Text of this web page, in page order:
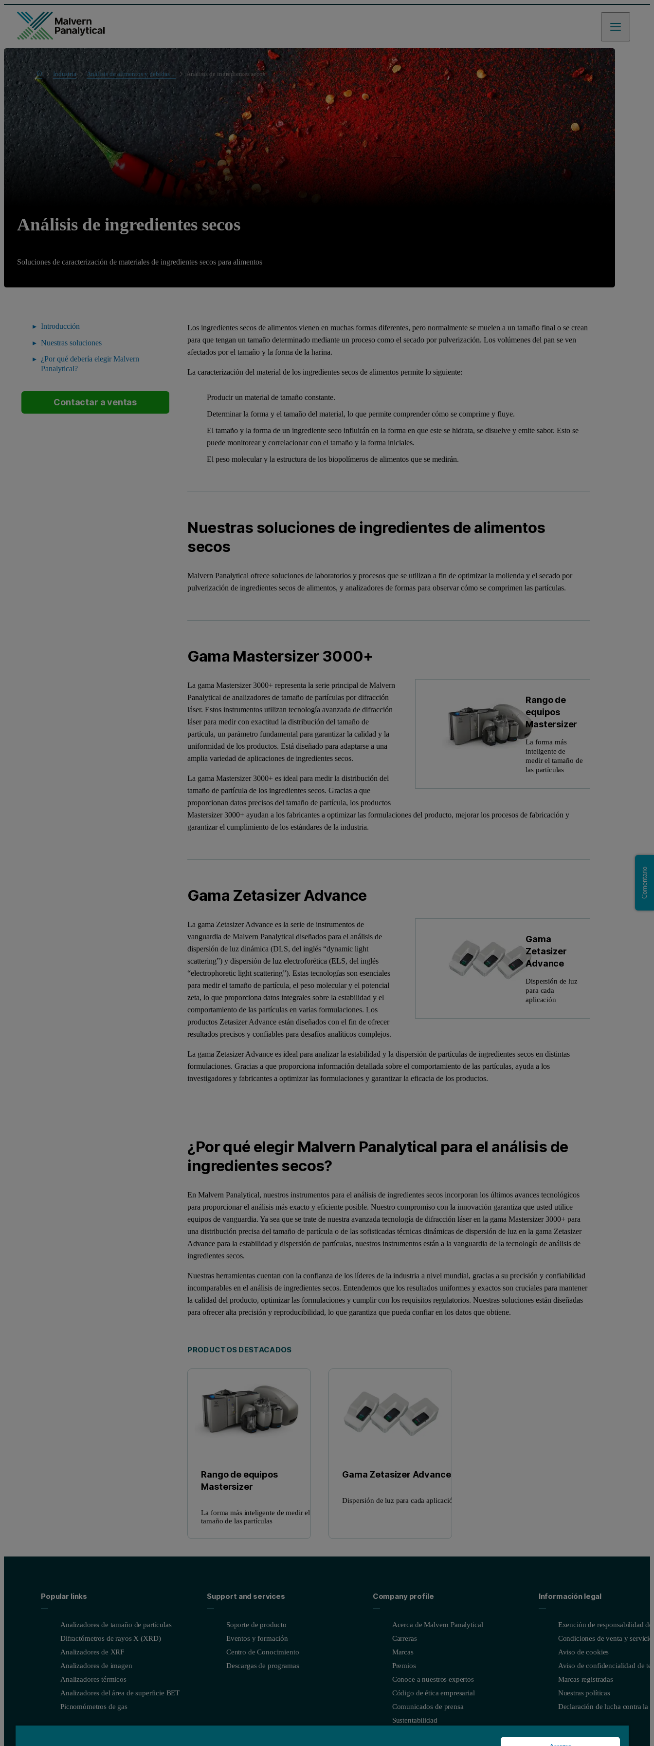
HomeIndustria Análisis de alimentos y bebidas ... Análisis de ingredientes secos
Análisis de ingredientes secos
Soluciones de caracterización de materiales de ingredientes secos para alimentos
Introducción
Nuestras soluciones
¿Por qué debería elegir Malvern
Panalytical?
Contactar a ventas
Los ingredientes secos de alimentos vienen en muchas formas diferentes, pero normalmente se muelen a un tamaño final o se crean
para que tengan un tamaño determinado mediante un proceso como el secado por pulverización. Los volúmenes del pan se ven
afectados por el tamaño y la forma de la harina.
La caracterización del material de los ingredientes secos de alimentos permite lo siguiente:
Producir un material de tamaño constante.
Determinar la forma y el tamaño del material, lo que permite comprender cómo se comprime y fluye.
El tamaño y la forma de un ingrediente seco influirán en la forma en que este se hidrata, se disuelve y emite sabor. Esto se
puede monitorear y correlacionar con el tamaño y la forma iniciales.
El peso molecular y la estructura de los biopolímeros de alimentos que se medirán.
Nuestras soluciones de ingredientes de alimentos
secos
Malvern Panalytical ofrece soluciones de laboratorios y procesos que se utilizan a fin de optimizar la molienda y el secado por
pulverización de ingredientes secos de alimentos, y analizadores de formas para observar cómo se comprimen las partículas.
Gama Mastersizer 3000+
Rango de
equipos
Mastersizer
La forma más
inteligente de
medir el tamaño de
las partículas
La gama Mastersizer 3000+ representa la serie principal de Malvern
Panalytical de analizadores de tamaño de partículas por difracción
láser. Estos instrumentos utilizan tecnología avanzada de difracción
láser para medir con exactitud la distribución del tamaño de
partícula, un parámetro fundamental para garantizar la calidad y la
uniformidad de los productos. Está diseñado para adaptarse a una
amplia variedad de aplicaciones de ingredientes secos.
La gama Mastersizer 3000+ es ideal para medir la distribución del
tamaño de partícula de los ingredientes secos. Gracias a que
proporcionan datos precisos del tamaño de partícula, los productos
Mastersizer 3000+ ayudan a los fabricantes a optimizar las formulaciones del producto, mejorar los procesos de fabricación y
garantizar el cumplimiento de los estándares de la industria.
Gama Zetasizer Advance
Gama
Zetasizer
Advance
Dispersión de luz
para cada
aplicación
La gama Zetasizer Advance es la serie de instrumentos de
vanguardia de Malvern Panalytical diseñados para el análisis de
dispersión de luz dinámica (DLS, del inglés “dynamic light
scattering”) y dispersión de luz electroforética (ELS, del inglés
“electrophoretic light scattering”). Estas tecnologías son esenciales
para medir el tamaño de partícula, el peso molecular y el potencial
zeta, lo que proporciona datos integrales sobre la estabilidad y el
comportamiento de las partículas en varias formulaciones. Los
productos Zetasizer Advance están diseñados con el fin de ofrecer
resultados precisos y confiables para desafíos analíticos complejos.
La gama Zetasizer Advance es ideal para analizar la estabilidad y la dispersión de partículas de ingredientes secos en distintas
formulaciones. Gracias a que proporciona información detallada sobre el comportamiento de las partículas, ayuda a los
investigadores y fabricantes a optimizar las formulaciones y garantizar la eficacia de los productos.
¿Por qué elegir Malvern Panalytical para el análisis de
ingredientes secos?
En Malvern Panalytical, nuestros instrumentos para el análisis de ingredientes secos incorporan los últimos avances tecnológicos
para proporcionar el análisis más exacto y eficiente posible. Nuestro compromiso con la innovación garantiza que usted utilice
equipos de vanguardia. Ya sea que se trate de nuestra avanzada tecnología de difracción láser en la gama Mastersizer 3000+ para
una distribución precisa del tamaño de partícula o de las sofisticadas técnicas dinámicas de dispersión de luz en la gama Zetasizer
Advance para la estabilidad y dispersión de partículas, nuestros instrumentos están a la vanguardia de la tecnología de análisis de
ingredientes secos.
Nuestras herramientas cuentan con la confianza de los líderes de la industria a nivel mundial, gracias a su precisión y confiabilidad
incomparables en el análisis de ingredientes secos. Entendemos que los resultados uniformes y exactos son cruciales para mantener
la calidad del producto, optimizar las formulaciones y cumplir con los requisitos regulatorios. Nuestras soluciones están diseñadas
para ofrecer alta precisión y reproducibilidad, lo que garantiza que pueda confiar en los datos que obtiene.
PRODUCTOS DESTACADOS
Rango de equipos
Mastersizer
La forma más inteligente de medir el
tamaño de las partículas
Rango de equipos Mastersizer
Gama Zetasizer Advance
Dispersión de luz para cada aplicación
Popular links
Analizadores de tamaño de partículas
Difractómetros de rayos X (XRD)
Analizadores de XRF
Analizadores de imagen
Analizadores térmicos
Analizadores del área de superficie BET
Picnomómetros de gas
Support and services
Soporte de producto
Eventos y formación
Centro de Conocimiento
Descargas de programas
Company profile
Acerca de Malvern Panalytical
Carreras
Marcas
Premios
Conoce a nuestros expertos
Código de ética empresarial
Comunicados de prensa
Sustentabilidad
Información legal
Exención de responsabilidad
Condiciones de venta y servicio
Aviso de cookies
Aviso de confidencialidad de
Marcas registradas
Nuestras políticas
Declaración de lucha contra la
Comentario